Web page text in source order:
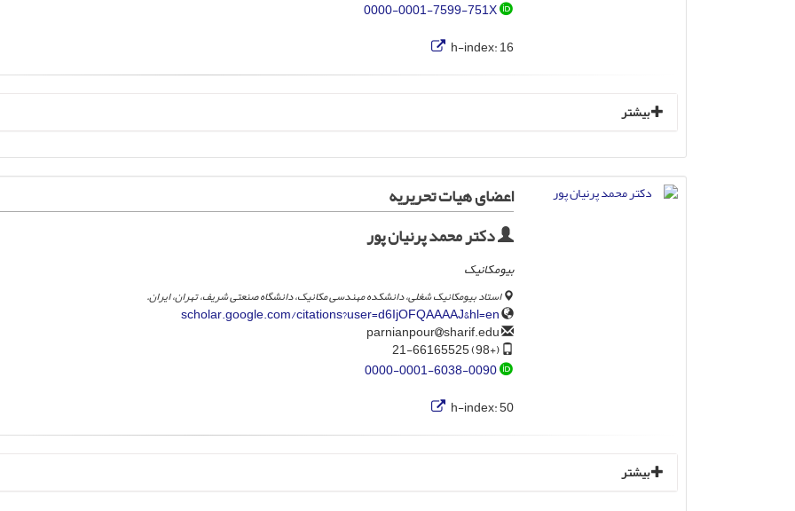
0000-0001-7599-751X
h-index:16
بیشتر
اعضای هیات تحریریه
دکتر محمد پرنیان پور
بیومکانیک
استاد بیومکانیک شغلی، دانشکده مهندسی مکانیک، دانشگاه صنعتی شریف، تهران، ایران.
scholar.google.com/citations?user=d6IjOFQAAAAJ&hl=en
sharif.edu
(+98) 21-66165525
0000-0001-6038-0090
h-index:50
بیشتر